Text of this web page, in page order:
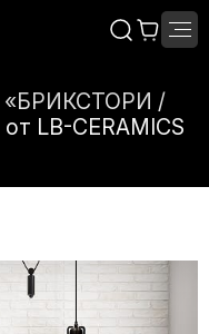
«БРИКСТОРИ /
LB-CERAMICS